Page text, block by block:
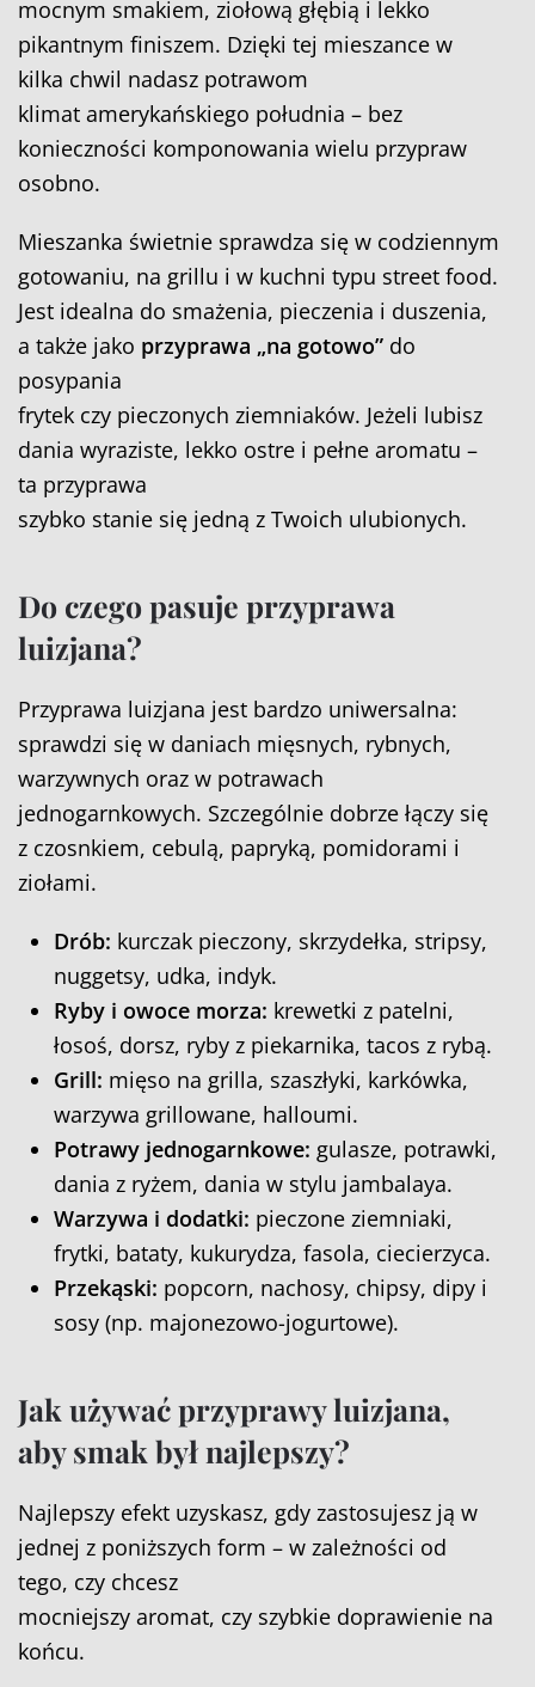
mocnym smakiem, ziołową głębią i lekko
pikantnym finiszem. Dzięki tej mieszance w
kilka chwil nadasz potrawom
klimat amerykańskiego południa – bez
konieczności komponowania wielu przypraw
osobno.
Mieszanka świetnie sprawdza się w codziennym
gotowaniu, na grillu i w kuchni typu street food.
Jest idealna do smażenia, pieczenia i duszenia,
a także jako przyprawa „na gotowo” do
posypania
frytek czy pieczonych ziemniaków. Jeżeli lubisz
dania wyraziste, lekko ostre i pełne aromatu –
ta przyprawa
szybko stanie się jedną z Twoich ulubionych.
Do czego pasuje przyprawa
luizjana?
Przyprawa luizjana jest bardzo uniwersalna:
sprawdzi się w daniach mięsnych, rybnych,
warzywnych oraz w potrawach
jednogarnkowych. Szczególnie dobrze łączy się
z czosnkiem, cebulą, papryką, pomidorami i
ziołami.
Drób: kurczak pieczony, skrzydełka, stripsy,
nuggetsy, udka, indyk.
Ryby i owoce morza: krewetki z patelni,
łosoś, dorsz, ryby z piekarnika, tacos z rybą.
Grill: mięso na grilla, szaszłyki, karkówka,
warzywa grillowane, halloumi.
Potrawy jednogarnkowe: gulasze, potrawki,
dania z ryżem, dania w stylu jambalaya.
Warzywa i dodatki: pieczone ziemniaki,
frytki, bataty, kukurydza, fasola, ciecierzyca.
Przekąski: popcorn, nachosy, chipsy, dipy i
sosy (np. majonezowo-jogurtowe).
Jak używać przyprawy luizjana,
aby smak był najlepszy?
Najlepszy efekt uzyskasz, gdy zastosujesz ją w
jednej z poniższych form – w zależności od
tego, czy chcesz
mocniejszy aromat, czy szybkie doprawienie na
końcu.